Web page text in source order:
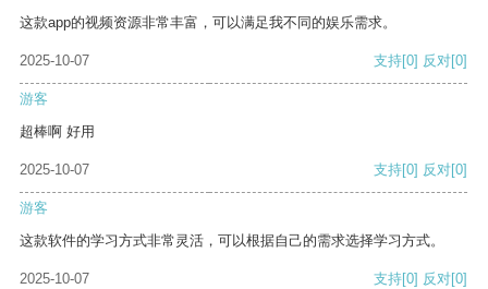
这款app的视频资源非常丰富，可以满足我不同的娱乐需求。
2025-10-07 支持[0] 反对[0]
游客
超棒啊 好用
2025-10-07 支持[0] 反对[0]
游客
这款软件的学习方式非常灵活，可以根据自己的需求选择学习方式。
2025-10-07 支持[0] 反对[0]